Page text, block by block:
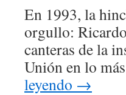
En 1993, la
orgullo:
canteras de la
Unión en lo
leyendo →